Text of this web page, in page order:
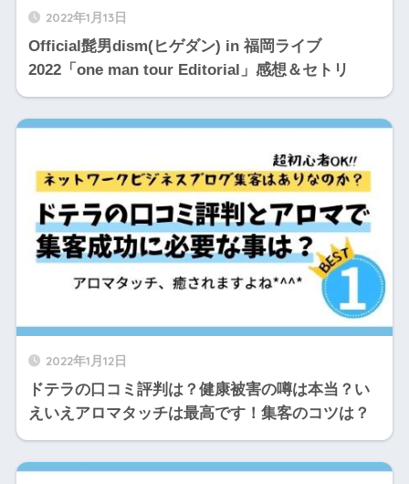
2022年1月13日
Official髭男dism(ヒゲダン) in 福岡ライブ
2022「one man tour Editorial」感想＆セトリ
2022年1月12日
ドテラの口コミ評判は？健康被害の噂は本当？い
えいえアロマタッチは最高です！集客のコツは？